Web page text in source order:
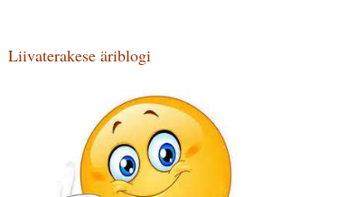
Liivaterakese äriblogi